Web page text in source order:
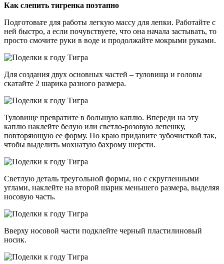
Как слепить тигренка поэтапно
Подготовьте для работы легкую массу для лепки. Работайте с
ней быстро, а если почувствуете, что она начала застывать, то
просто смочите руки в воде и продолжайте мокрыми руками.
Для создания двух основных частей – туловища и головы
скатайте 2 шарика разного размера.
Туловище превратите в большую каплю. Впереди на эту
каплю наклейте белую или светло-розовую лепешку,
повторяющую ее форму. По краю придавите зубочисткой так,
чтобы выделить мохнатую бахрому шерсти.
Светлую деталь треугольной формы, но с скругленными
углами, наклейте на второй шарик меньшего размера, выделяя
носовую часть.
Вверху носовой части подклейте черный пластилиновый
носик.